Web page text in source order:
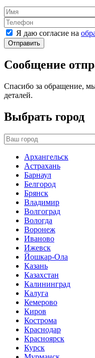
Я даю согласие на
Отправить
Сообщение
Спасибо за обращение,
деталей.
Выбрать город
Архангельск
Астрахань
Барнаул
Белгород
Брянск
Владимир
Волгоград
Вологда
Воронеж
Иваново
Ижевск
Йошкар-Ола
Казань
Казахстан
Калининград
Калуга
Кемерово
Киров
Кострома
Краснодар
Красноярск
Курск